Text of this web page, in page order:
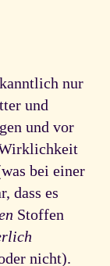
nur
und
und vor
bei einer
dass es
Stoffen
nicht).